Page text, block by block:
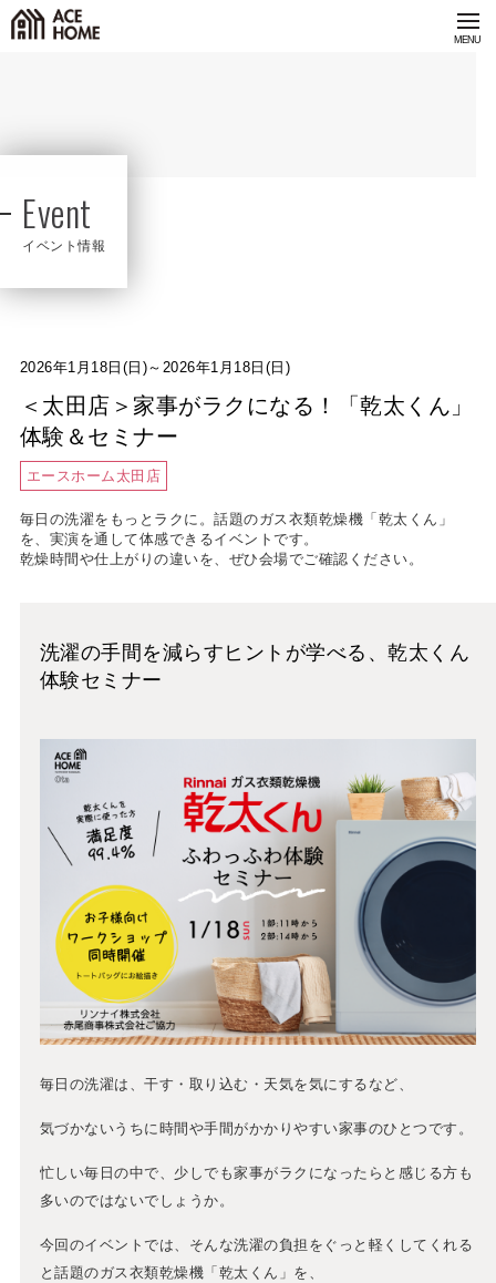
Event
イベント情報
2026年1月18日(日)～2026年1月18日(日)
＜太田店＞家事がラクになる！「乾太くん」
体験＆セミナー
エースホーム太田店
毎日の洗濯をもっとラクに。話題のガス衣類乾燥機「乾太くん」
を、実演を通して体感できるイベントです。
乾燥時間や仕上がりの違いを、ぜひ会場でご確認ください。
洗濯の手間を減らすヒントが学べる、乾太くん
体験セミナー
毎日の洗濯は、干す・取り込む・天気を気にするなど、
気づかないうちに時間や手間がかかりやすい家事のひとつです。
忙しい毎日の中で、少しでも家事がラクになったらと感じる方も
多いのではないでしょうか。
今回のイベントでは、そんな洗濯の負担をぐっと軽くしてくれる
と話題のガス衣類乾燥機「乾太くん」を、